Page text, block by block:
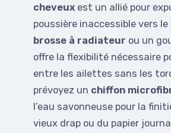
cheveux est un allié pour
poussière inaccessible vers le
brosse à radiateur ou un
offre la flexibilité nécessaire
entre les ailettes sans les
prévoyez un chiffon
l’eau savonneuse pour la
vieux drap ou du papier